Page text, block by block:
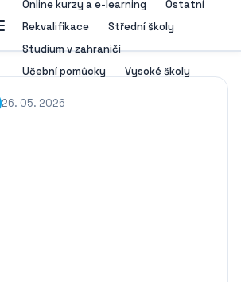
Online kurzy a e-learning
Ostatní
Rekvalifikace
Střední školy
Studium v zahraničí
Učební pomůcky
Vysoké školy
26. 05. 2026